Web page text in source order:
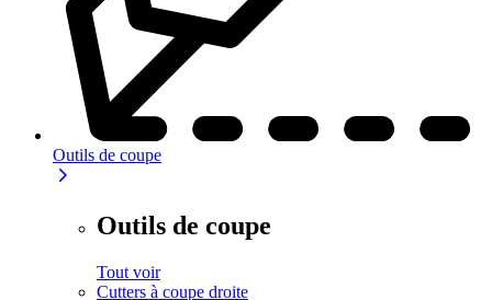
Outils de coupe
Outils de coupe
Tout voir
Cutters à coupe droite